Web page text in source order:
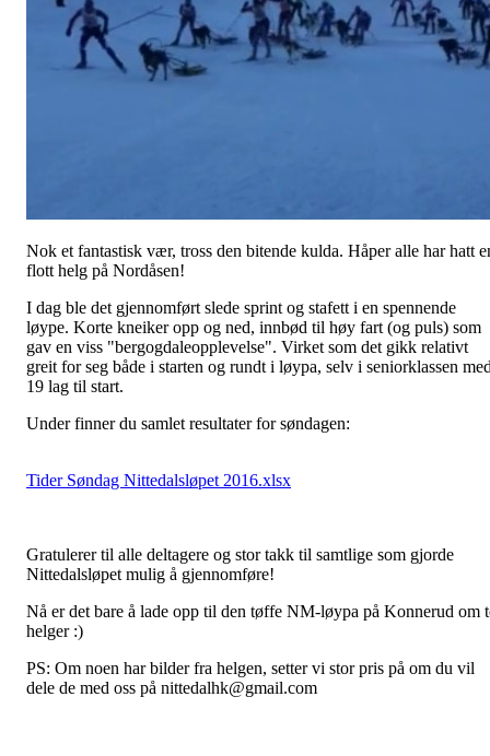
Nok et fantastisk vær, tross den bitende kulda. Håper alle har hatt
flott helg på Nordåsen!
I dag ble det gjennomført slede sprint og stafett i en spennende
løype. Korte kneiker opp og ned, innbød til høy fart (og puls) som
gav en viss "bergogdaleopplevelse". Virket som det gikk relativt
greit for seg både i starten og rundt i løypa, selv i seniorklassen
19 lag til start.
Under finner du samlet resultater for søndagen:
Tider Søndag Nittedalsløpet 2016.xlsx
Gratulerer til alle deltagere og stor takk til samtlige som gjorde
Nittedalsløpet mulig å gjennomføre!
Nå er det bare å lade opp til den tøffe NM-løypa på Konnerud om
helger :)
PS: Om noen har bilder fra helgen, setter vi stor pris på om du vil
dele de med oss på nittedalhk@gmail.com